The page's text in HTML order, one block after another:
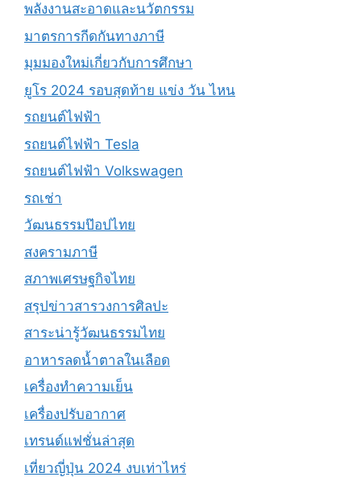
พลังงานสะอาดและนวัตกรรม
มาตรการกีดกันทางภาษี
มุมมองใหม่เกี่ยวกับการศึกษา
ยูโร 2024 รอบสุดท้าย แข่ง วัน ไหน
รถยนต์ไฟฟ้า
รถยนต์ไฟฟ้า Tesla
รถยนต์ไฟฟ้า Volkswagen
รถเช่า
วัฒนธรรมป๊อปไทย
สงครามภาษี
สภาพเศรษฐกิจไทย
สรุปข่าวสารวงการศิลปะ
สาระน่ารู้วัฒนธรรมไทย
อาหารลดน้ำตาลในเลือด
เครื่องทำความเย็น
เครื่องปรับอากาศ
เทรนด์แฟชั่นล่าสุด
เที่ยวญี่ปุ่น 2024 งบเท่าไหร่